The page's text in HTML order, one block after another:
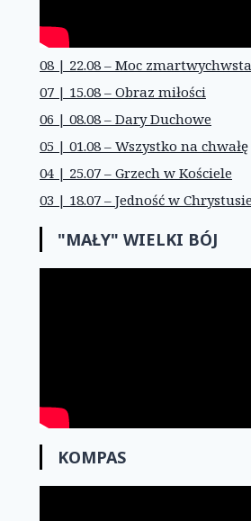
08 | 22.08 – Moc
07 | 15.08 – Obraz miłości
06 | 08.08 – Dary Duchowe
05 | 01.08 – Wszystko na chwałę
04 | 25.07 – Grzech w Kościele
03 | 18.07 – Jedność w
"MAŁY" WIELKI BÓJ
KOMPAS